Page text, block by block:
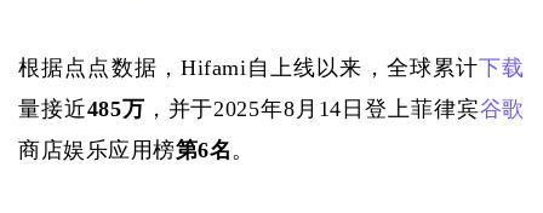
根据点点数据， Hifami自上线以来，全球累计下载
量接近485万 ，并于2025年8月14日登上菲律宾谷歌
商店娱乐应用榜第6名。